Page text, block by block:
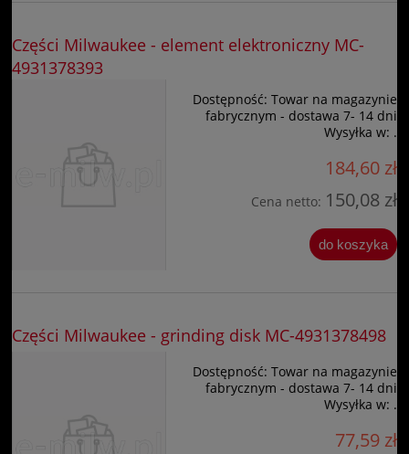
Części Milwaukee - element elektroniczny MC-
4931378393
Dostępność: Towar na magazynie
fabrycznym - dostawa 7- 14 dni
Wysyłka w: .
184,60 zł
Cena netto: 150,08 zł
do koszyka
Części Milwaukee - grinding disk MC-4931378498
Dostępność: Towar na magazynie
fabrycznym - dostawa 7- 14 dni
Wysyłka w: .
77,59 zł